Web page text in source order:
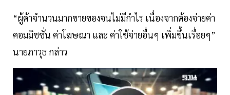
“ผู้ค้าจำนวนมากขายของจนไม่มีกำไร เนื่องจากต้องจ่ายค่า
คอมมิชชั่น ค่าโฆษณา และ ค่าใช้จ่ายอื่นๆ เพิ่มขึ้นเรื่อยๆ”
นายภาวุธ กล่าว